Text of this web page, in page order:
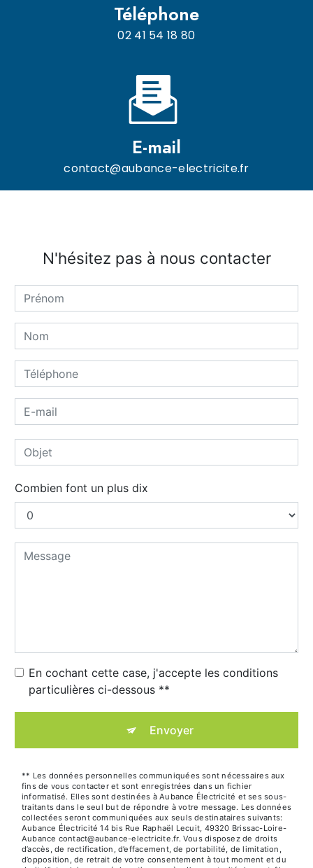
Téléphone
02 41 54 18 80
E-mail
contact@aubance-electricite.fr
N'hésitez pas à nous contacter
Combien font un plus dix
En cochant cette case, j'accepte les conditions
particulières ci-dessous **
Envoyer
** Les données personnelles communiquées sont nécessaires aux
fins de vous contacter et sont enregistrées dans un fichier
informatisé. Elles sont destinées à Aubance Électricité et ses sous-
traitants dans le seul but de répondre à votre message. Les données
collectées seront communiquées aux seuls destinataires suivants:
Aubance Électricité 14 bis Rue Raphaël Lecuit, 49320 Brissac-Loire-
Aubance contact@aubance-electricite.fr. Vous disposez de droits
d’accès, de rectification, d’effacement, de portabilité, de limitation,
d’opposition, de retrait de votre consentement à tout moment et du